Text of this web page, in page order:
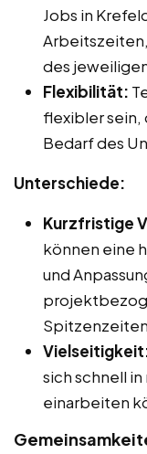
Jobs in
des
Flexibilität:
flexibler sein,
Bedarf des
Unterschiede:
Kurzfristige
können eine
und
sich schnell
einarbeiten